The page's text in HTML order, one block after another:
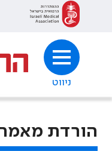
ניווט
הורדת